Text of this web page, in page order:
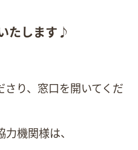
たします♪
り、窓口を開いてくだ
機関様は、